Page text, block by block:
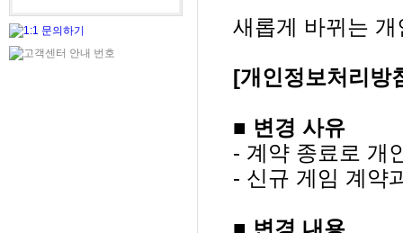
새롭게 바뀌는
[개인정보처리방
■ 변경 사유
- 계약 종료로 개
- 신규 게임 계약